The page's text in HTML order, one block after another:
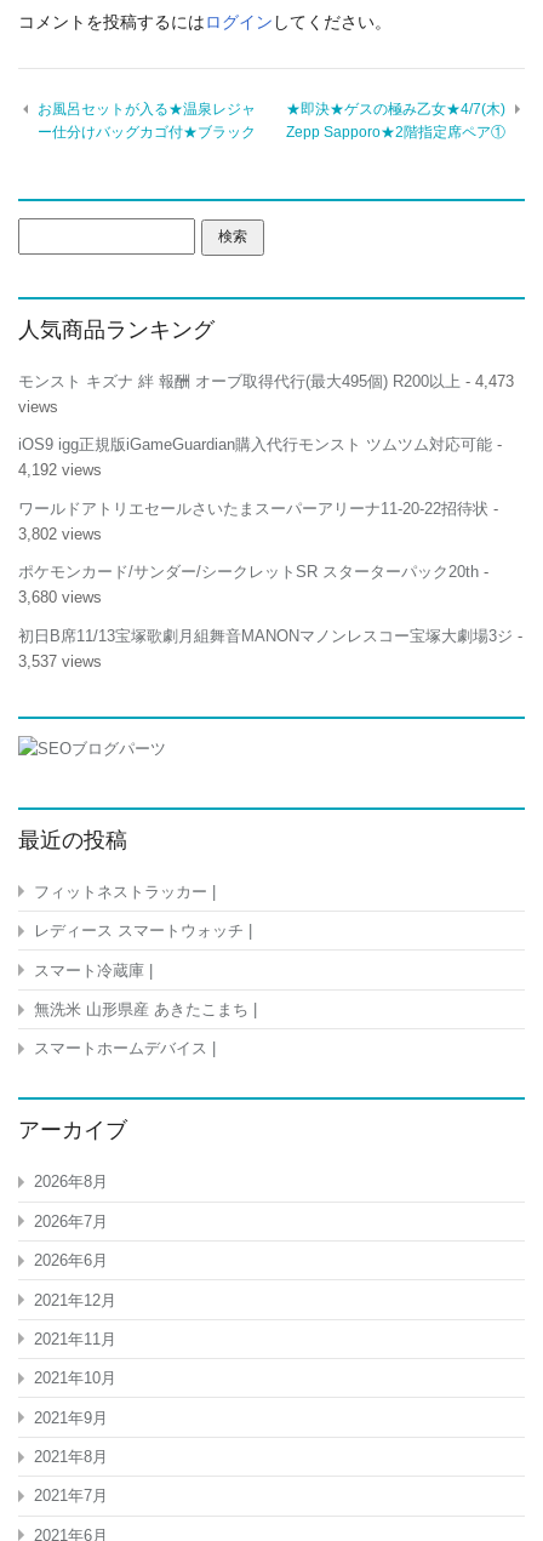
コメントを投稿するにはログイン してください。
お風呂セットが入る★温泉レジャ
ー仕分けバッグカゴ付★ブラック
★即決★ゲスの極み乙女★4/7(木)
Zepp Sapporo★2階指定席ペア①
索:
人気商品ランキング
モンスト キズナ 絆 報酬 オーブ取得代行(最大495個) R200以上 - 4,473
views
iOS9 igg正規版iGameGuardian購入代行モンスト ツムツム対応可能 -
4,192 views
ワールドアトリエセールさいたまスーパーアリーナ11-20-22招待状 -
3,802 views
ポケモンカード/サンダー/シークレットSR スターターパック20th -
3,680 views
初日B席11/13宝塚歌劇月組舞音MANONマノンレスコー宝塚大劇場3ジ -
3,537 views
最近の投稿
フィットネストラッカー |
レディース スマートウォッチ |
スマート冷蔵庫 |
無洗米 山形県産 あきたこまち |
スマートホームデバイス |
アーカイブ
2026年8月
2026年7月
2026年6月
2021年12月
2021年11月
2021年10月
2021年9月
2021年8月
2021年7月
2021年6月